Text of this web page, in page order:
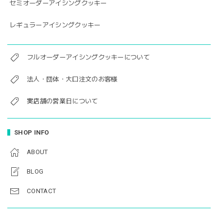
セミオーダーアイシングクッキー
レギュラーアイシングクッキー
フルオーダーアイシングクッキーについて
法人・団体・大口注文のお客様
実店舗の営業日について
SHOP INFO
ABOUT
BLOG
CONTACT